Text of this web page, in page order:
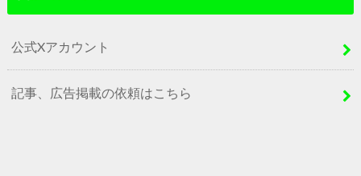
公式Xアカウント
記事、広告掲載の依頼はこちら